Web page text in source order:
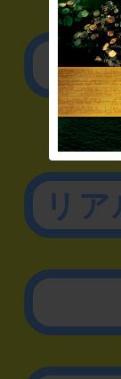
公
リ